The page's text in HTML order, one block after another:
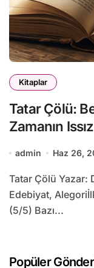
Kitaplar
Tatar Çölü:
Zamanın
admin Haz 26,
Tatar Çölü Yazar: Dino BuzzatiTür: Roman, Varoluşsal
Edebiyat,
(5/5) Bazı...
Popüler